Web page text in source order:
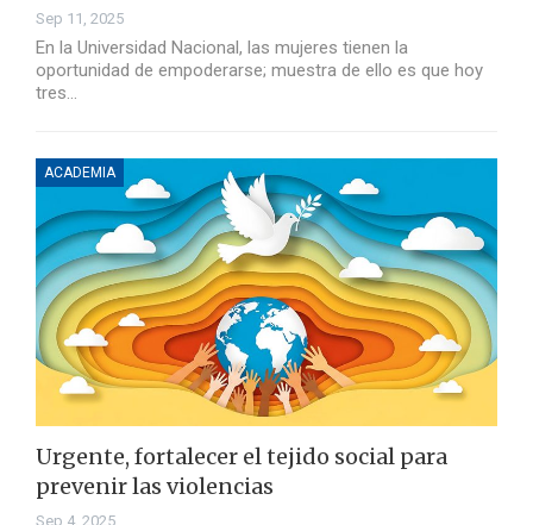
Sep 11, 2025
En la Universidad Nacional, las mujeres tienen la
oportunidad de empoderarse; muestra de ello es que hoy
tres…
ACADEMIA
Urgente, fortalecer el tejido social para
prevenir las violencias
Sep 4, 2025